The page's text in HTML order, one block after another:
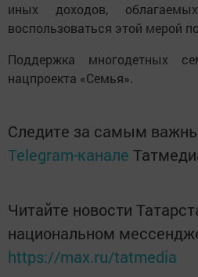
иных доходов,
воспользоваться этой мерой
Поддержка многодетных
нацпроекта «Семья».
Следите за самым
Telegram-канале
Читайте новости
национальном
https://max.ru/tatmedia